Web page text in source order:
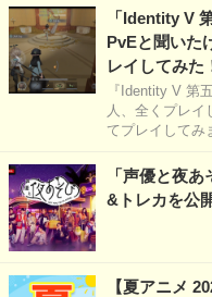
「Identity V
PvEと聞いた
レイしてみた
『Identity V 第
人、全くプレ
てプレイしてみ
「声優と夜
&トレカを公
【夏アニメ